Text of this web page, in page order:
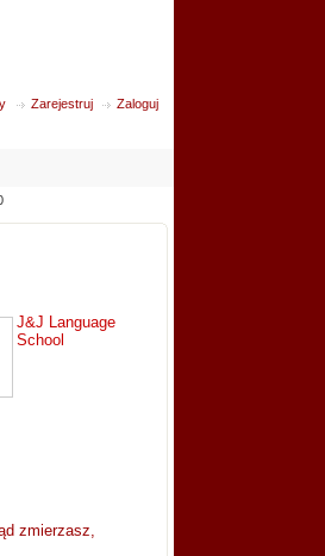
Zarejestruj Zaloguj
J&J Language
School
zmierzasz,